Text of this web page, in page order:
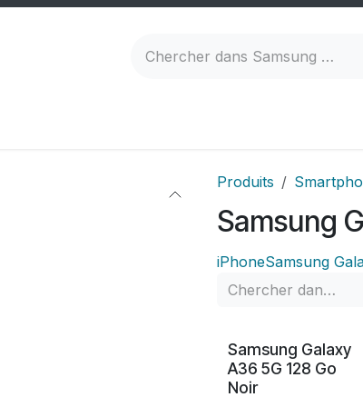
Produits
Samsung
iPhoneSamsung
Neuf
Samsung Galaxy
A36 5G 128 Go
Noir